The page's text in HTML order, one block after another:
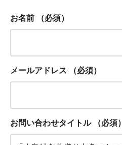
お名前 （必須）
メールアドレス （必須）
お問い合わせタイトル （必須）